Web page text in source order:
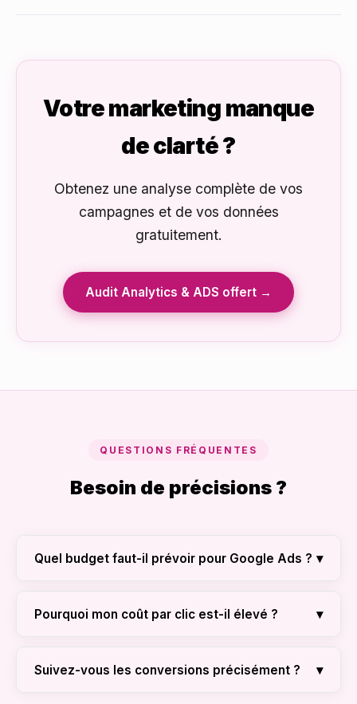
Votre marketing manque
de clarté ?
Obtenez une analyse complète de vos
campagnes et de vos données
gratuitement.
Audit Analytics & ADS offert →
QUESTIONS FRÉQUENTES
Besoin de précisions ?
Quel budget faut-il prévoir pour Google Ads ? ▾
Cela dépend de votre industrie. Nous
recommandons un budget de départ de 500$ à
1000$ par mois pour collecter assez de
Pourquoi mon coût par clic est-il élevé ? ▾
C'est souvent dû à un mauvais 'Score de
Qualité'. Un site lent ou une page de destination
non pertinente fait monter les prix. Fyenka
Suivez-vous les conversions précisément ? ▾